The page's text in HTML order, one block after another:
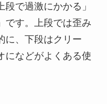
で過激にかかる」
です。上段では歪み
に、下段はクリー
になどがよくある使